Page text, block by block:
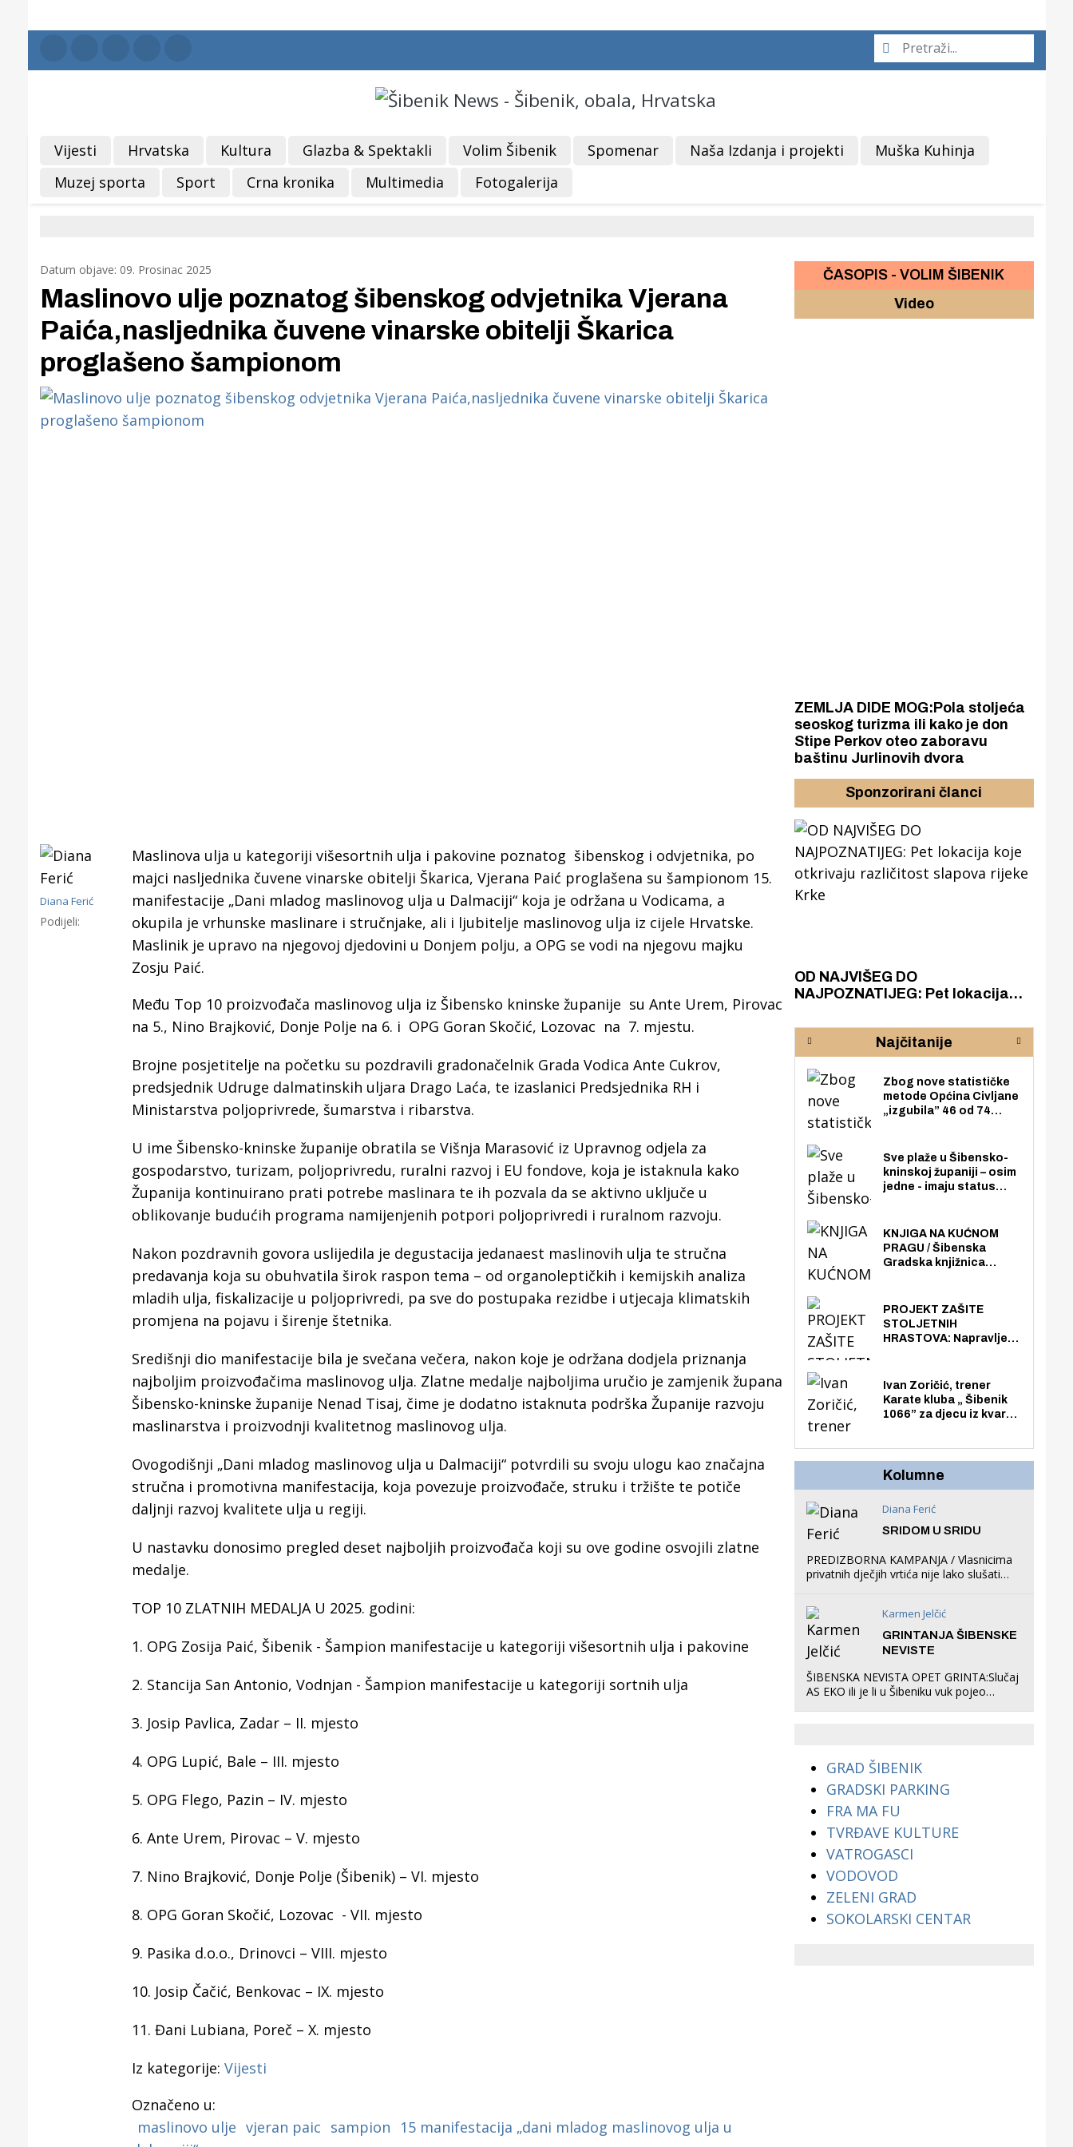
Vijesti Hrvatska Kultura Glazba & Spektakli Volim Šibenik Spomenar Naša Izdanja i projekti
Muška Kuhinja
Muzej sporta
Sport Crna kronika Multimedia Fotogalerija
Datum objave: 09. Prosinac 2025
Maslinovo ulje poznatog šibenskog odvjetnika Vjerana
Paića,nasljednika čuvene vinarske obitelji Škarica
proglašeno šampionom
Diana Ferić
Podijeli:
Maslinova ulja u kategoriji višesortnih ulja i pakovine poznatog šibenskog i odvjetnika, po
majci nasljednika čuvene vinarske obitelji Škarica, Vjerana Paić proglašena su šampionom 15.
manifestacije „Dani mladog maslinovog ulja u Dalmaciji“ koja je održana u Vodicama, a
okupila je vrhunske maslinare i stručnjake, ali i ljubitelje maslinovog ulja iz cijele Hrvatske.
Maslinik je upravo na njegovoj djedovini u Donjem polju, a OPG se vodi na njegovu majku
Zosju Paić.
Među Top 10 proizvođača maslinovog ulja iz Šibensko kninske županije su Ante Urem, Pirovac
na 5., Nino Brajković, Donje Polje na 6. i OPG Goran Skočić, Lozovac na 7. mjestu.
Brojne posjetitelje na početku su pozdravili gradonačelnik Grada Vodica Ante Cukrov,
predsjednik Udruge dalmatinskih uljara Drago Laća, te izaslanici Predsjednika RH i
Ministarstva poljoprivrede, šumarstva i ribarstva.
U ime Šibensko-kninske županije obratila se Višnja Marasović iz Upravnog odjela za
gospodarstvo, turizam, poljoprivredu, ruralni razvoj i EU fondove, koja je istaknula kako
Županija kontinuirano prati potrebe maslinara te ih pozvala da se aktivno uključe u
oblikovanje budućih programa namijenjenih potpori poljoprivredi i ruralnom razvoju.
Nakon pozdravnih govora uslijedila je degustacija jedanaest maslinovih ulja te stručna
predavanja koja su obuhvatila širok raspon tema – od organoleptičkih i kemijskih analiza
mladih ulja, fiskalizacije u poljoprivredi, pa sve do postupaka rezidbe i utjecaja klimatskih
promjena na pojavu i širenje štetnika.
Središnji dio manifestacije bila je svečana večera, nakon koje je održana dodjela priznanja
najboljim proizvođačima maslinovog ulja. Zlatne medalje najboljima uručio je zamjenik župana
Šibensko-kninske županije Nenad Tisaj, čime je dodatno istaknuta podrška Županije razvoju
maslinarstva i proizvodnji kvalitetnog maslinovog ulja.
Ovogodišnji „Dani mladog maslinovog ulja u Dalmaciji“ potvrdili su svoju ulogu kao značajna
stručna i promotivna manifestacija, koja povezuje proizvođače, struku i tržište te potiče
daljnji razvoj kvalitete ulja u regiji.
U nastavku donosimo pregled deset najboljih proizvođača koji su ove godine osvojili zlatne
medalje.
TOP 10 ZLATNIH MEDALJA U 2025. godini:
1. OPG Zosija Paić, Šibenik - Šampion manifestacije u kategoriji višesortnih ulja i pakovine
2. Stancija San Antonio, Vodnjan - Šampion manifestacije u kategoriji sortnih ulja
3. Josip Pavlica, Zadar – II. mjesto
4. OPG Lupić, Bale – III. mjesto
5. OPG Flego, Pazin – IV. mjesto
6. Ante Urem, Pirovac – V. mjesto
7. Nino Brajković, Donje Polje (Šibenik) – VI. mjesto
8. OPG Goran Skočić, Lozovac - VII. mjesto
9. Pasika d.o.o., Drinovci – VIII. mjesto
10. Josip Čačić, Benkovac – IX. mjesto
11. Đani Lubiana, Poreč – X. mjesto
Iz kategorije: Vijesti
Označeno u:
maslinovo ulje vjeran paic sampion
15 manifestacija „dani mladog maslinovog ulja u
ČASOPIS - VOLIM ŠIBENIK
Video
ZEMLJA DIDE MOG:Pola stoljeća
seoskog turizma ili kako je don
Stipe Perkov oteo zaboravu
baštinu Jurlinovih dvora
Sponzorirani članci
Otkrijte hostel Titius u
edukativnom kampusu NP Krka u
Puljanima
12 punionica na kolodvoru
OD NAJVIŠEG DO
NAJPOZNATIJEG: Pet lokacija
rijeke Krke
Najčitanije
Zbog nove statističke
metode Općina Civljane
„izgubila” 46 od 74
nego radno sposobnih
osoba među svojih 170
stanovnika.
Sve plaže u Šibensko-
kninskoj županiji – osim
jedne - imaju status
općoj upotrebi. Pristup
je slobodan i besplatan
za sve građane i
KNJIGA NA KUĆNOM
PRAGU / Šibenska
Gradska knjižnica
knjiga na kućnu adresu
električnim biciklom.
PROJEKT ZAŠITE
STOLJETNIH
HRASTOVA: Napravljen
Zmajevac
Ivan Zoričić, trener
Karate kluba „ Šibenik
1066” za djecu iz kvarta
organizirao dječje
Kolumne
Diana Ferić
SRIDOM U SRIDU
PREDIZBORNA KAMPANJA / Vlasnicima
privatnih dječjih vrtića nije lako slušati
što oni rade u Šibeniku ne postoji
Karmen Jelčić
GRINTANJA ŠIBENSKE
NEVISTE
ŠIBENSKA NEVISTA OPET GRINTA:Slučaj
AS EKO ili je li u Šibeniku vuk pojeo
GRAD ŠIBENIK
GRADSKI PARKING
FRA MA FU
TVRĐAVE KULTURE
VATROGASCI
VODOVOD
ZELENI GRAD
SOKOLARSKI CENTAR